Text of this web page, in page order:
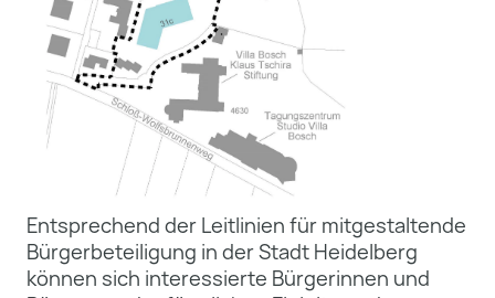
Entsprechend der Leitlinien für mitgestaltende
Bürgerbeteiligung in der Stadt Heidelberg
können sich interessierte Bürgerinnen und